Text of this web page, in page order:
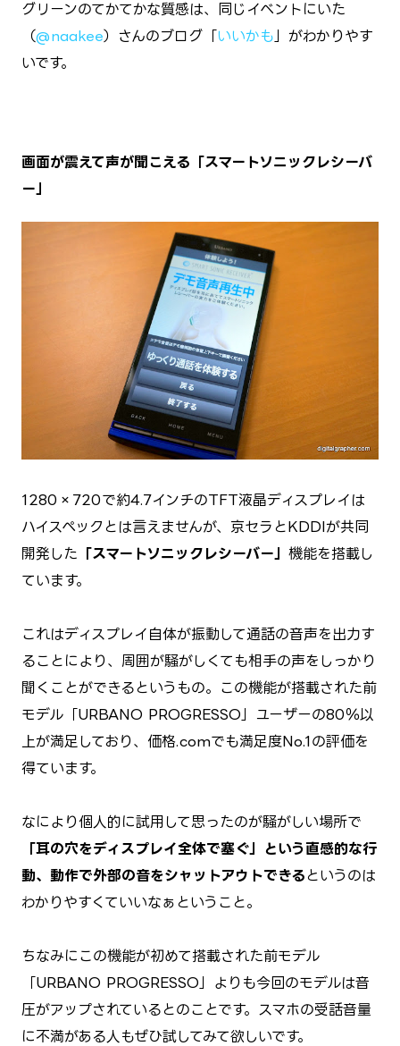
グリーンのてかてかな質感は、同じイベントにいた
（@naakee）さんのブログ「いいかも 」がわかりやす
いです。
画面が震えて声が聞こえる「スマートソニックレシーバ
ー」
1280×720で約4.7インチのTFT液晶ディスプレイは
ハイスペックとは言えませんが、京セラとKDDIが共同
開発した 「スマートソニックレシーバー」 機能を搭載し
ています。
これはディスプレイ自体が振動して通話の音声を出力す
ることにより、周囲が騒がしくても相手の声をしっかり
聞くことができるというもの。この機能が搭載された前
モデル「URBANO PROGRESSO」ユーザーの80％以
上が満足しており、価格.comでも満足度No.1の評価を
得ています。
なにより個人的に試用して思ったのが騒がしい場所で
「耳の穴をディスプレイ全体で塞ぐ」という直感的な行
動、動作で外部の音をシャットアウトできるというのは
わかりやすくていいなぁということ。
ちなみにこの機能が初めて搭載された前モデル
「URBANO PROGRESSO」よりも今回のモデルは音
圧がアップされているとのことです。スマホの受話音量
に不満がある人もぜひ試してみて欲しいです。